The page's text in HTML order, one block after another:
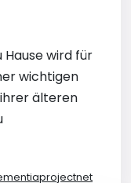
wird für
wichtigen
älteren